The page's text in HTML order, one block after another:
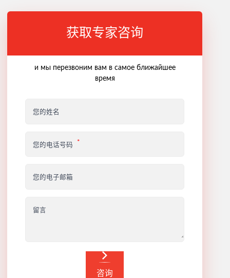
获取专家咨询
и мы перезвоним вам в самое ближайшее
время
您的姓名
您的电话号码
您的电子邮箱
留言
咨询